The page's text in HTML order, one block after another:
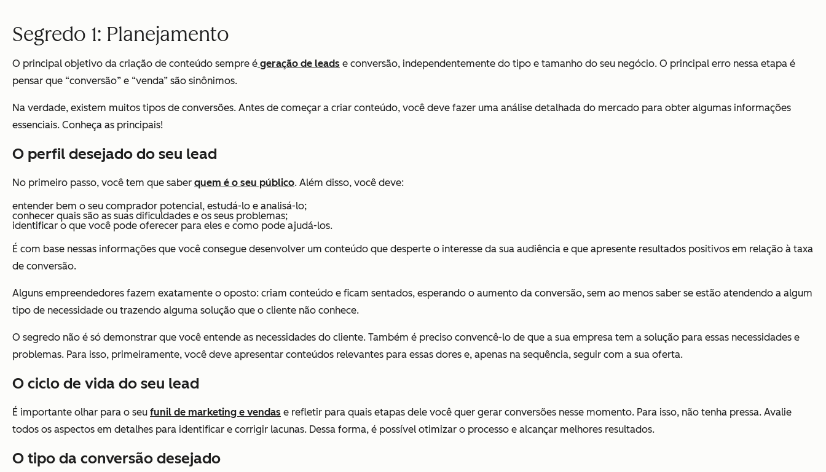
Segredo 1: Planejamento
O principal objetivo da criação de conteúdo sempre é geração de leads e conversão, independentemente do tipo e tamanho do seu negócio. O principal erro nessa etapa é
pensar que “conversão” e “venda” são sinônimos.
Na verdade, existem muitos tipos de conversões. Antes de começar a criar conteúdo, você deve fazer uma análise detalhada do mercado para obter algumas informações
essenciais. Conheça as principais!
O perfil desejado do seu lead
No primeiro passo, você tem que saber quem é o seu público. Além disso, você deve:
entender bem o seu comprador potencial, estudá-lo e analisá-lo;
conhecer quais são as suas dificuldades e os seus problemas;
identificar o que você pode oferecer para eles e como pode ajudá-los.
É com base nessas informações que você consegue desenvolver um conteúdo que desperte o interesse da sua audiência e que apresente resultados positivos em relação à taxa
de conversão.
Alguns empreendedores fazem exatamente o oposto: criam conteúdo e ficam sentados, esperando o aumento da conversão, sem ao menos saber se estão atendendo a algum
tipo de necessidade ou trazendo alguma solução que o cliente não conhece.
O segredo não é só demonstrar que você entende as necessidades do cliente. Também é preciso convencê-lo de que a sua empresa tem a solução para essas necessidades e
problemas. Para isso, primeiramente, você deve apresentar conteúdos relevantes para essas dores e, apenas na sequência, seguir com a sua oferta.
O ciclo de vida do seu lead
É importante olhar para o seu funil de marketing e vendas e refletir para quais etapas dele você quer gerar conversões nesse momento. Para isso, não tenha pressa. Avalie
todos os aspectos em detalhes para identificar e corrigir lacunas. Dessa forma, é possível otimizar o processo e alcançar melhores resultados.
O tipo da conversão desejado